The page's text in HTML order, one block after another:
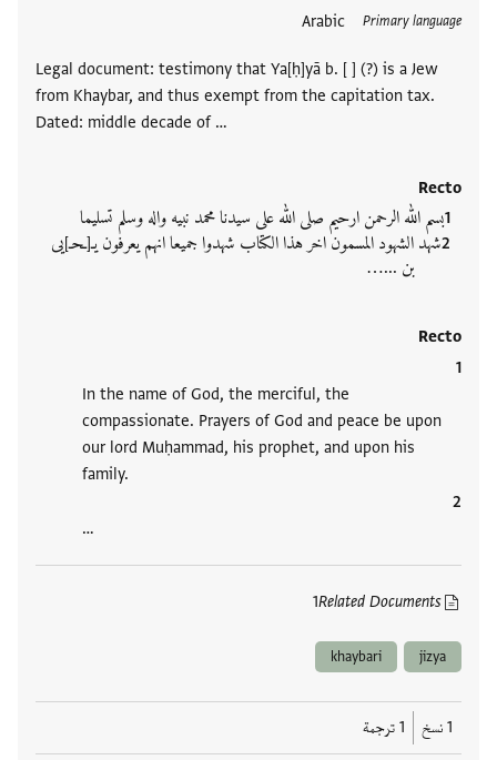
Primary language
Arabic
Legal document: testimony that Ya[ḥ]yā b. [ ] (?) is a Jew
from Khaybar, and thus exempt from the capitation tax.
Dated: middle decade of …
Recto
بسم الله الرحمن ارحيم صلى الله على سيدنا محمد نبيه واله وسلم تسليما
شهد الشهود المسمون اخر هذا الكتاب شهدوا جميعا انهم يعرفون يـ[ـحـ]يى
بن ...…
Recto
In the name of God, the merciful, the
compassionate. Prayers of God and peace be upon
our lord Muḥammad, his prophet, and upon his
family.
…
Related Documents
1
jizya
khaybari
1 نسخ 1 ترجمة